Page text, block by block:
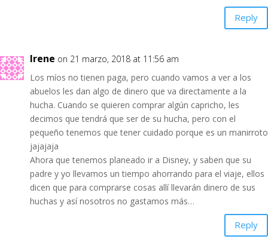
Reply
Irene on 21 marzo, 2018 at 11:56 am
Los míos no tienen paga, pero cuando vamos a ver a los
abuelos les dan algo de dinero que va directamente a la
hucha. Cuando se quieren comprar algún capricho, les
decimos que tendrá que ser de su hucha, pero con el
pequeño tenemos que tener cuidado porque es un manirroto
jajajaja
Ahora que tenemos planeado ir a Disney, y saben que su
padre y yo llevamos un tiempo ahorrando para el viaje, ellos
dicen que para comprarse cosas allí llevarán dinero de sus
huchas y así nosotros no gastamos más…
Reply